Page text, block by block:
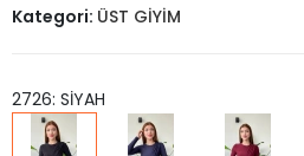
Kategori: ÜST GİYİM
2726: SİYAH